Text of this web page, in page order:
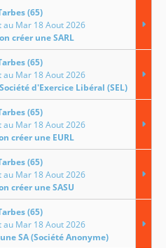
(65)
au Mar 18 Aout 2026
créer une SARL
(65)
au Mar 18 Aout 2026
d'Exercice Libéral (SEL)
(65)
au Mar 18 Aout 2026
créer une EURL
(65)
au Mar 18 Aout 2026
créer une SASU
(65)
au Mar 18 Aout 2026
SA (Société Anonyme)